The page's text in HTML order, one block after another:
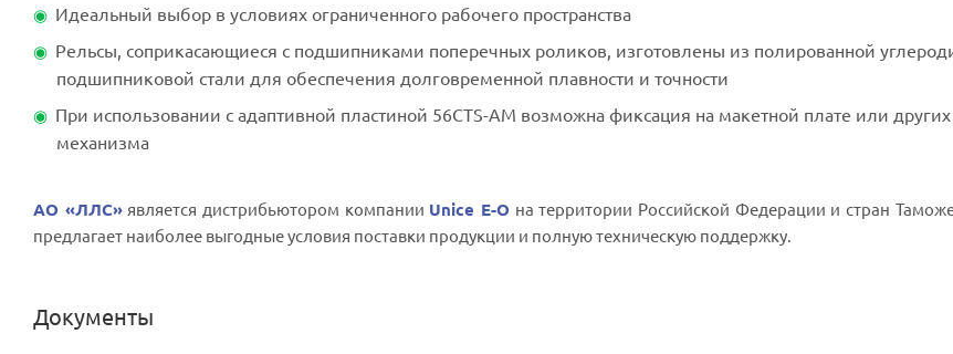
Идеальный выбор в условиях ограниченного рабочего пространства
Рельсы, соприкасающиеся с подшипниками поперечных роликов, изготовлены из полированной
подшипниковой стали для обеспечения долговременной плавности и точности
При использовании с адаптивной пластиной 56CTS-AM возможна фиксация на макетной плате или
механизма
АО «ЛЛС»является дистрибьютором компании Unice E-O на территории Российской Федерации и стран
предлагает наиболее выгодные условия поставки продукции и полную техническую поддержку.
Документы